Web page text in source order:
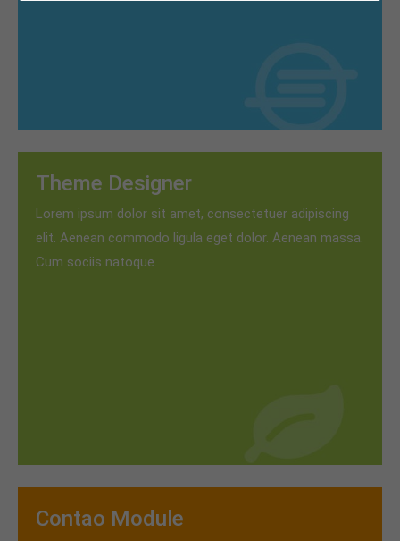
Theme Designer
Lorem ipsum dolor sit amet, consectetuer adipiscing
elit. Aenean commodo ligula eget dolor. Aenean massa.
Cum sociis natoque.
Contao Module